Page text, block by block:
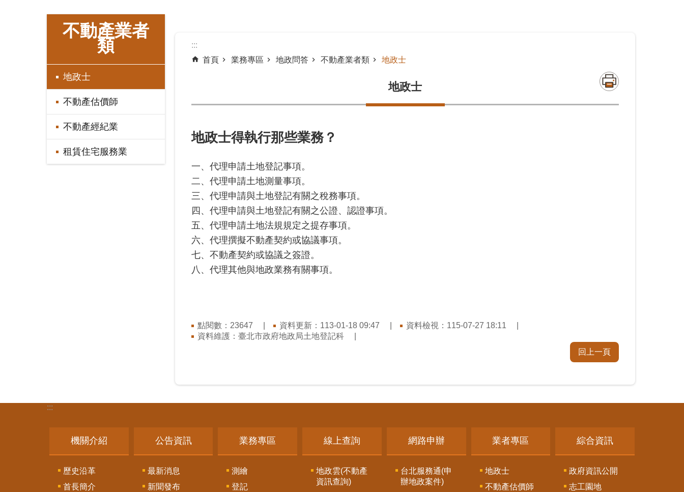
不動產業者
類
地政士
不動產估價師
不動產經紀業
租賃住宅服務業
:::
首頁
業務專區 地政問答 不動產業者類 地政士
地政士
地政士得執行那些業務？
一、代理申請土地登記事項。
二、代理申請土地測量事項。
三、代理申請與土地登記有關之稅務事項。
四、代理申請與土地登記有關之公證、認證事項。
五、代理申請土地法規規定之提存事項。
六、代理撰擬不動產契約或協議事項。
七、不動產契約或協議之簽證。
八、代理其他與地政業務有關事項。
點閱數： 23647 資料更新：113-01-18 09:47
資料檢視：115-07-27 18:11
資料維護：臺北市政府地政局土地登記科
回上一頁
:::
機關介紹
歷史沿革
首長簡介
公告資訊
最新消息
新聞發布
業務專區
測繪
登記
線上查詢
地政雲(不動產
資訊查詢)
網路申辦
台北服務通(申
辦地政案件)
業者專區
地政士
不動產估價師
綜合資訊
政府資訊公開
志工園地